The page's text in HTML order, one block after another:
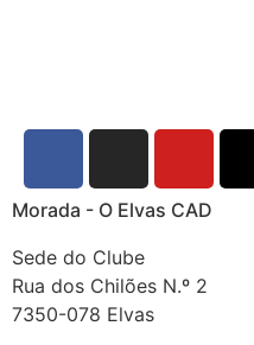
Morada - O Elvas CAD
Sede do Clube
Rua dos Chilões N.º 2
7350-078 Elvas